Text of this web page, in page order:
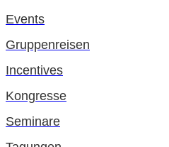
Events
Gruppenreisen
Incentives
Kongresse
Seminare